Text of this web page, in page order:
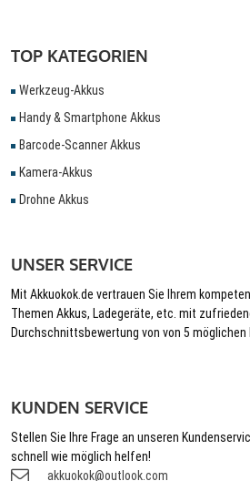
TOP KATEGORIEN
Werkzeug-Akkus
Handy & Smartphone Akkus
Barcode-Scanner Akkus
Kamera-Akkus
Drohne Akkus
UNSER SERVICE
Mit Akkuokok.de vertrauen Sie Ihrem
Themen Akkus, Ladegeräte, etc. mit
Durchschnittsbewertung von von 5 möglichen
KUNDEN SERVICE
Stellen Sie Ihre Frage an unseren
schnell wie möglich helfen!
akkuokok@outlook.com